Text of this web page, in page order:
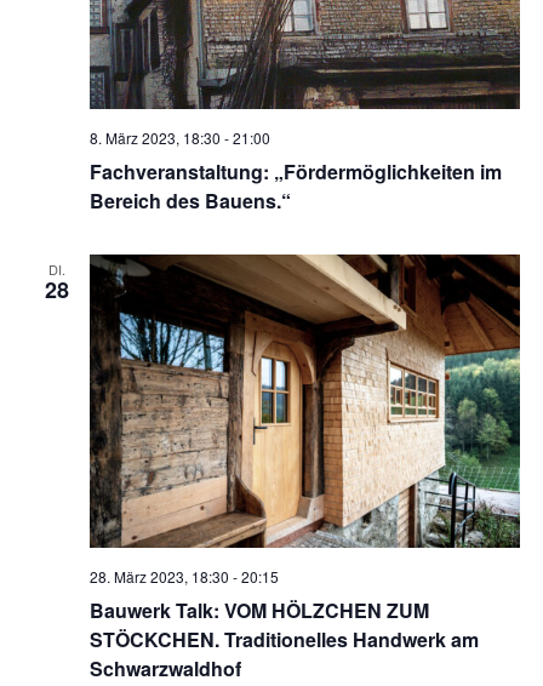
Fachveranstaltung: „Fördermöglichkeiten im
Bereich des Bauens.“
8. März 2023, 18:30 -21:00
DI.
28
Bauwerk Talk: VOM HÖLZCHEN ZUM
STÖCKCHEN. Traditionelles Handwerk am
Schwarzwaldhof
28. März 2023, 18:30 -20:15